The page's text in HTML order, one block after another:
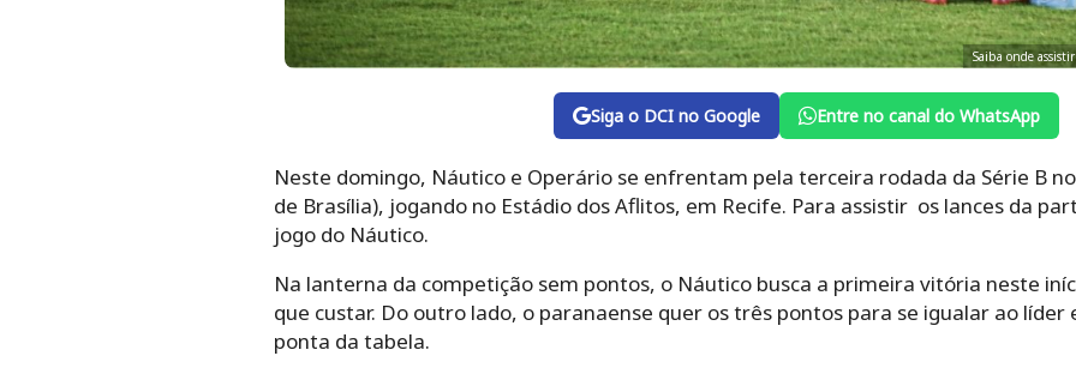
Saiba onde
Siga o DCI no Google Entre no canal do WhatsApp
Neste domingo, Náutico e Operário se enfrentam pela terceira rodada da Série B
de Brasília), jogando no Estádio dos Aflitos, em Recife. Para assistir os lances da
jogo do Náutico.
Na lanterna da competição sem pontos, o Náutico busca a primeira vitória neste
que custar. Do outro lado, o paranaense quer os três pontos para se igualar ao
ponta da tabela.